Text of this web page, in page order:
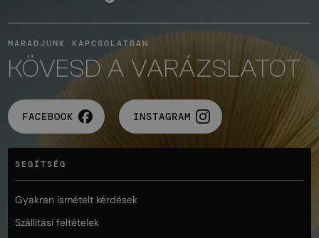
MARADJUNK KAPCSOLATBAN
KÖVESD A VARÁZSLATOT
FACEBOOK INSTAGRAM
SEGÍTSÉG
Gyakran ismételt kérdések
Szállítási feltételek